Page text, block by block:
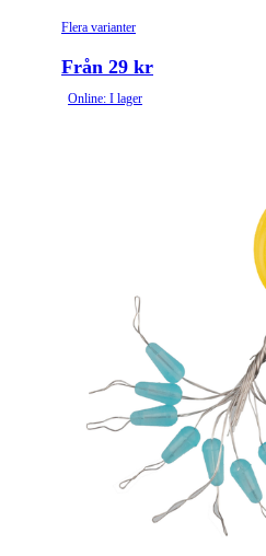
Flera varianter
Från 29 kr
Online: I lager